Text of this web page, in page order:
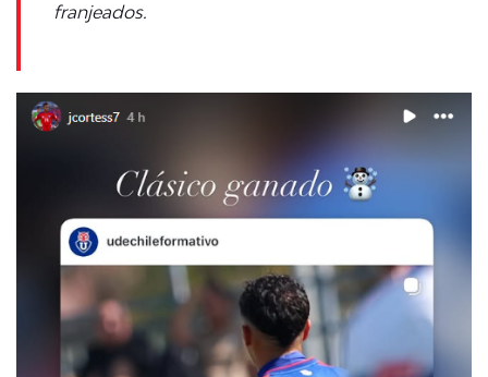
franjeados.